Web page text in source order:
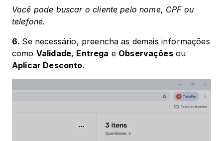
Você pode buscar o cliente pelo nome, CPF ou
telefone.
6. Se necessário, preencha as demais informações
como Validade, Entrega e Observações
Aplicar Desconto.